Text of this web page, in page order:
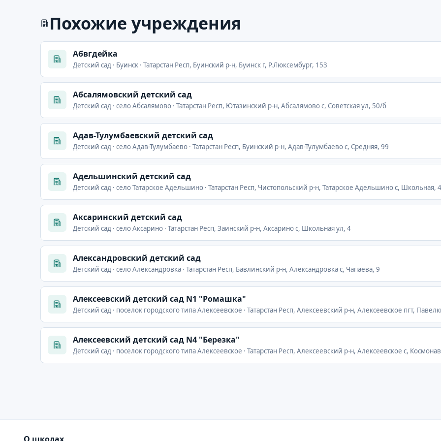
Похожие учреждения
Абвгдейка
Детский сад · Буинск · Татарстан Респ, Буинский р-н, Буинск г, Р.Люксембург, 153
Абсалямовский детский сад
Детский сад · село Абсалямово · Татарстан Респ, Ютазинский р-н, Абсалямово с, Советская ул, 50/б
Адав-Тулумбаевский детский сад
Детский сад · село Адав-Тулумбаево · Татарстан Респ, Буинский р-н, Адав-Тулумбаево с, Средняя, 99
Адельшинский детский сад
Детский сад · село Татарское Адельшино · Татарстан Респ, Чистопольский р-н, Татарское Адельшино с, Школьная,
Аксаринский детский сад
Детский сад · село Аксарино · Татарстан Респ, Заинский р-н, Аксарино с, Школьная ул, 4
Александровский детский сад
Детский сад · село Александровка · Татарстан Респ, Бавлинский р-н, Александровка с, Чапаева, 9
Алексеевский детский сад N1 "Ромашка"
Детский сад · поселок городского типа Алексеевское · Татарстан Респ, Алексеевский р-н, Алексеевское пгт,
Алексеевский детский сад N4 "Березка"
Детский сад · поселок городского типа Алексеевское · Татарстан Респ, Алексеевский р-н, Алексеевское с,
О школах